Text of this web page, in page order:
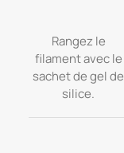
Rangez le
filament avec le
sachet de gel de
silice.